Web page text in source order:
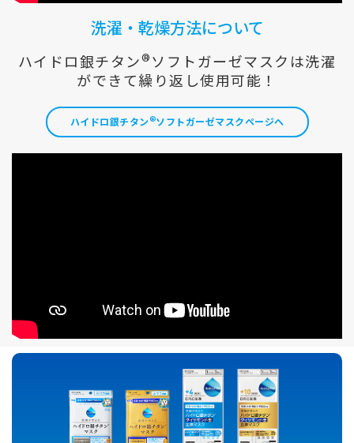
洗濯・乾燥方法について
ハイドロ銀チタン® ソフトガーゼマスクは洗濯
ができて繰り返し使用可能！
ハイドロ銀チタン®ソフトガーゼマスクページへ